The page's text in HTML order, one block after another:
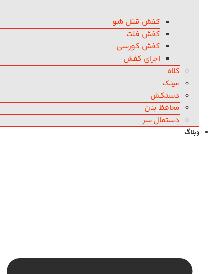
کفش قفل شو
کفش فلت
کفش کورسی
اجزای کفش
کلاه
عینک
دستکش
محافظ بدن
دستمال سر
وبلاگ